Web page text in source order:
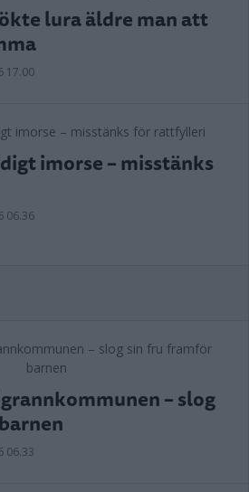
lura äldre man att
17.00
imorse – misstänks
06.36
– slog
06.33